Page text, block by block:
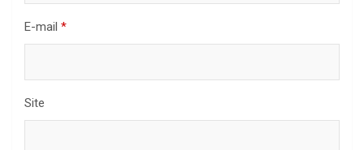
E-mail *
Site